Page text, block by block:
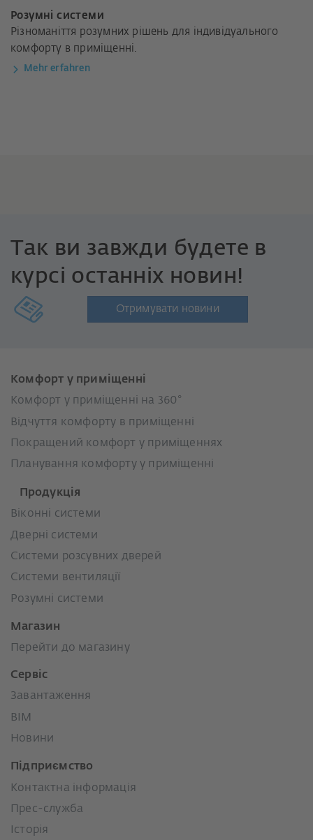
Розумні системи
Різноманіття розумних рішень для індивідуального
комфорту в приміщенні.
Mehr erfahren
Так ви завжди будете в
курсі останніх новин!
Отримувати новини
Комфорт у приміщенні
Комфорт у приміщенні на 360°
Відчуття комфорту в приміщенні
Покращений комфорт у приміщеннях
Планування комфорту у приміщенні
Продукція
Віконні системи
Дверні системи
Системи розсувних дверей
Системи вентиляції
Розумні системи
Магазин
Перейти до магазину
Сервіс
Завантаження
BIM
Новини
Підприємство
Контактна інформація
Прес-служба
Історія